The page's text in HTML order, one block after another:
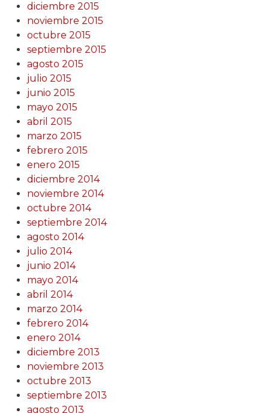
diciembre 2015
noviembre 2015
octubre 2015
septiembre 2015
agosto 2015
julio 2015
junio 2015
mayo 2015
abril 2015
marzo 2015
febrero 2015
enero 2015
diciembre 2014
noviembre 2014
octubre 2014
septiembre 2014
agosto 2014
julio 2014
junio 2014
mayo 2014
abril 2014
marzo 2014
febrero 2014
enero 2014
diciembre 2013
noviembre 2013
octubre 2013
septiembre 2013
agosto 2013